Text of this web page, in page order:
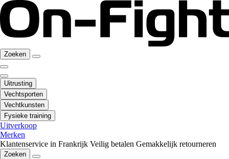
Zoeken
Uitrusting
Vechtsporten
Vechtkunsten
Fysieke training
Uitverkoop
Merken
Klantenservice in Frankrijk Veilig betalen Gemakkelijk retourneren
Zoeken